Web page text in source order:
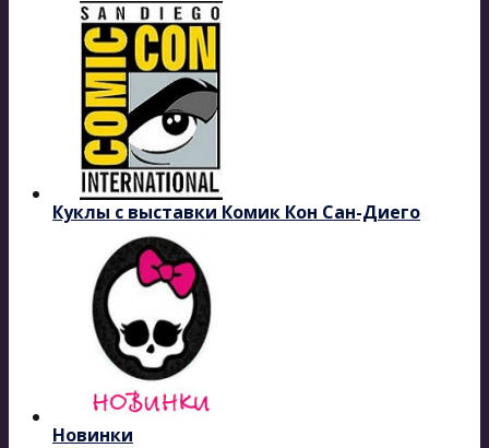
Куклы с выставки Комик Кон Сан-Диего
Новинки